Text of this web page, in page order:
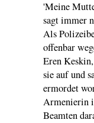
'Meine
sagt immer
Als
offenbar
Eren
sie auf und
ermordet
Armenierin
Beamten